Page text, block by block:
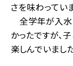
さを味わってい
全学年が入水
かったですが、
楽しんでいました